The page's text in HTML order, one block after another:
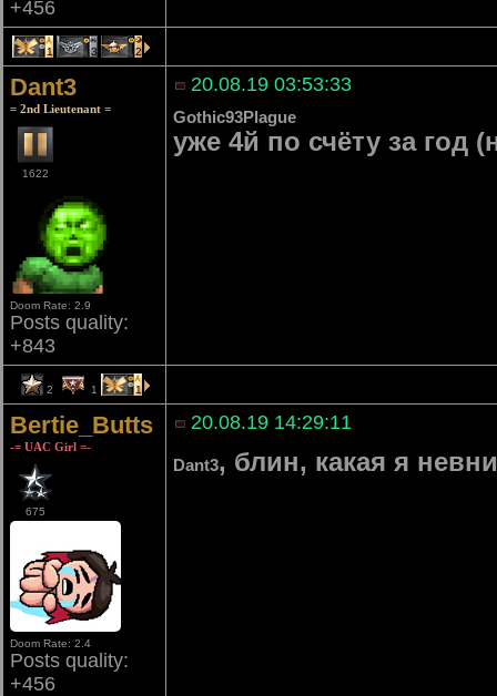
+456
1 3 2
Dant3
= 2nd Lieutenant =
1622
Doom Rate: 2.9
Posts quality:
+843
20.08.19 03:53:33
Gothic93Plague
уже 4й по счёту за год
2 1 1
Bertie_Butts
-= UAC Girl =-
675
Doom Rate: 2.4
Posts quality:
+456
20.08.19 14:29:11
Dant3, блин, какая я